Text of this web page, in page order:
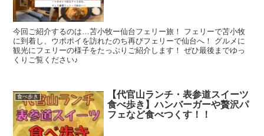
今回ご紹介するのは…苫小牧ー仙台フェリー旅！ フェリーで苫小牧
に到着し、ウポポイを訪れたのち再びフェリーで仙台へ！ グルメに
観光にフェリーの様子をたっぷりご紹介します！ ぜひ最後までゆっ
くりご覧ください♪
食べ歩き
【代官山ランチ・表参道スイーツ
食べ歩き】ハンバーガーや贅沢パ
フェなど食べつくす！！